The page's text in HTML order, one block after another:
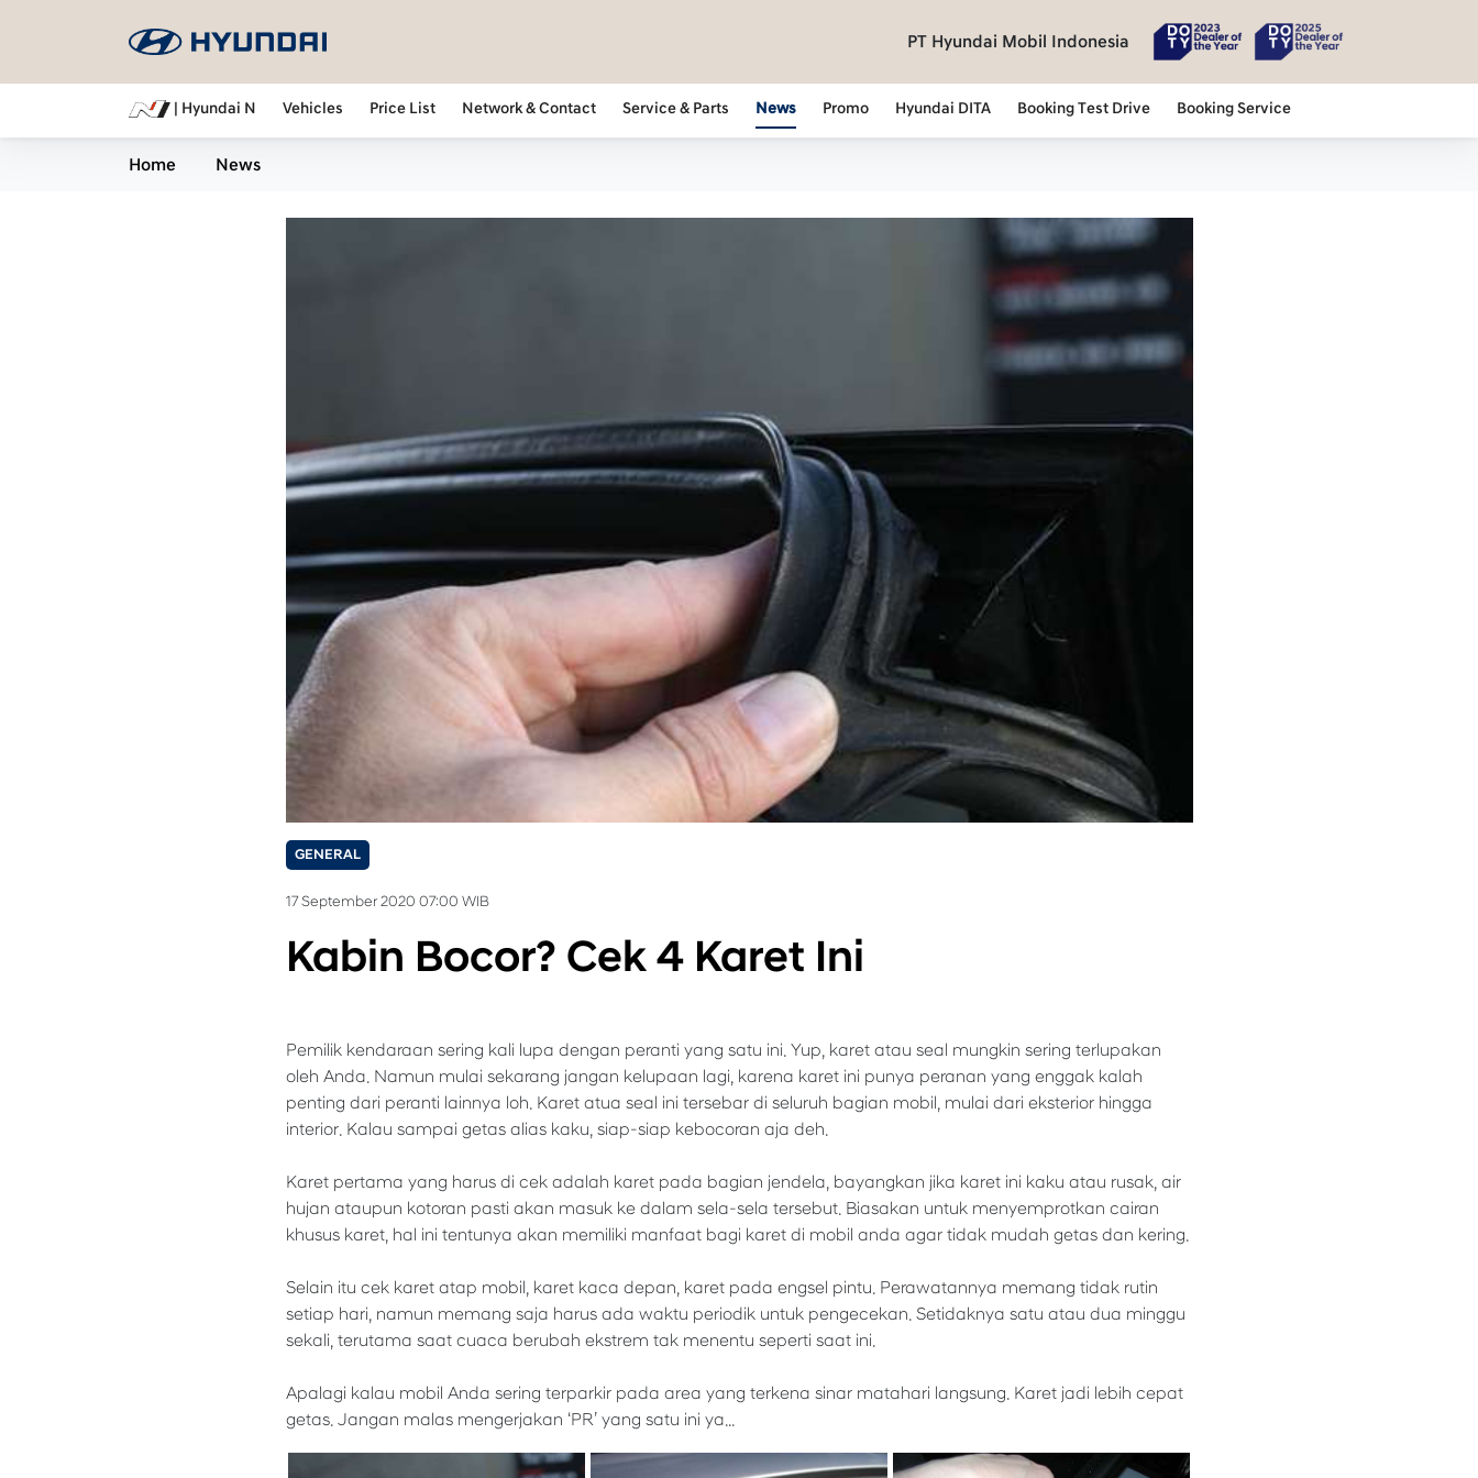
PT Hyundai Mobil Indonesia
| Hyundai N Vehicles Price List Network & Contact Service & Parts News Promo Hyundai DITA Booking Test Drive Booking Service
Home News
GENERAL
17 September 2020 07:00 WIB
Kabin Bocor? Cek 4 Karet Ini
Pemilik kendaraan sering kali lupa dengan peranti yang satu ini. Yup, karet atau seal mungkin sering terlupakan
oleh Anda. Namun mulai sekarang jangan kelupaan lagi, karena karet ini punya peranan yang enggak kalah
penting dari peranti lainnya loh. Karet atua seal ini tersebar di seluruh bagian mobil, mulai dari eksterior hingga
interior. Kalau sampai getas alias kaku, siap-siap kebocoran aja deh.
Karet pertama yang harus di cek adalah karet pada bagian jendela, bayangkan jika karet ini kaku atau rusak, air
hujan ataupun kotoran pasti akan masuk ke dalam sela-sela tersebut. Biasakan untuk menyemprotkan cairan
khusus karet, hal ini tentunya akan memiliki manfaat bagi karet di mobil anda agar tidak mudah getas dan kering.
Selain itu cek karet atap mobil, karet kaca depan, karet pada engsel pintu. Perawatannya memang tidak rutin
setiap hari, namun memang saja harus ada waktu periodik untuk pengecekan. Setidaknya satu atau dua minggu
sekali, terutama saat cuaca berubah ekstrem tak menentu seperti saat ini.
Apalagi kalau mobil Anda sering terparkir pada area yang terkena sinar matahari langsung. Karet jadi lebih cepat
getas. Jangan malas mengerjakan ‘PR’ yang satu ini ya...